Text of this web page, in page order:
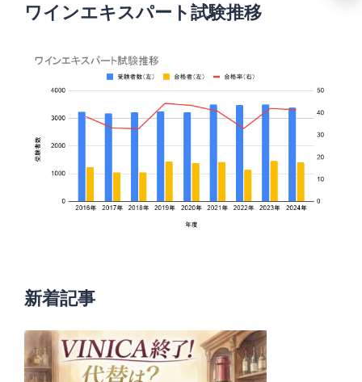
ワインエキスパート試験推移
新着記事